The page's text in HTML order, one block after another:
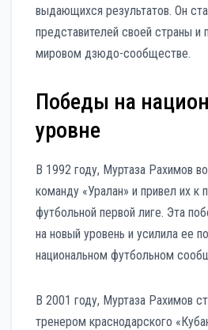
выдающихся результатов. Он
представителей своей страны и
мировом дзюдо-сообществе.
Победы на
уровне
В 1992 году, Муртаза Рахимов
команду «Уралан» и привел их к
футбольной первой лиге. Эта
на новый уровень и усилила ее
национальном футбольном
В 2001 году, Муртаза Рахимов
тренером краснодарского